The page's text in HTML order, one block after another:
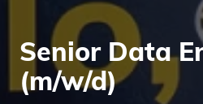
Senior Data
(m/w/d)